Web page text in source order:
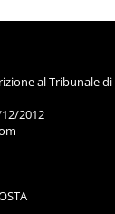
al Tribunale di
2012